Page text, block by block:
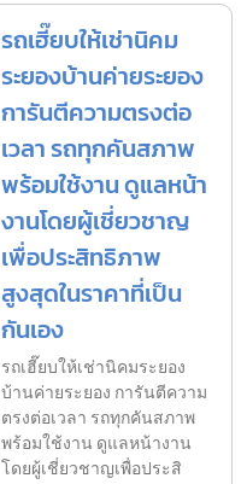
รถเฮี๊ยบให้เช่านิคม
ระยองบ้านค่ายระยอง
การันตีความตรงต่อ
เวลา รถทุกคันสภาพ
พร้อมใช้งาน ดูแลหน้า
งานโดยผู้เชี่ยวชาญ
เพื่อประสิทธิภาพ
สูงสุดในราคาที่เป็น
กันเอง
รถเฮี๊ยบให้เช่านิคมระยอง
บ้านค่ายระยอง การันตีความ
ตรงต่อเวลา รถทุกคันสภาพ
พร้อมใช้งาน ดูแลหน้างาน
โดยผู้เชี่ยวชาญเพื่อประสิ